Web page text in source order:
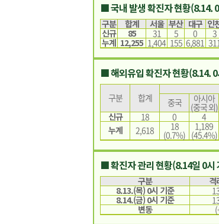
■ 국내 발생 확진자 현황(8.14.
구분 합계 서울 부산 대구 인
신규
85 31 5 0 3
누계 12,255 1,404 155 6,881
■ 해외유입 확진자 현황(8.14.
구분 합계
중국
아시아
(중국 외)
신규
18 0 4
누계
2,618 18
(0.7%)
1,189
(45.4%)
■ 확진자 관리 현황(8.14일 0시
구분 격
8.13.(목) 0시 기준
8.14.(금) 0시 기준
변동